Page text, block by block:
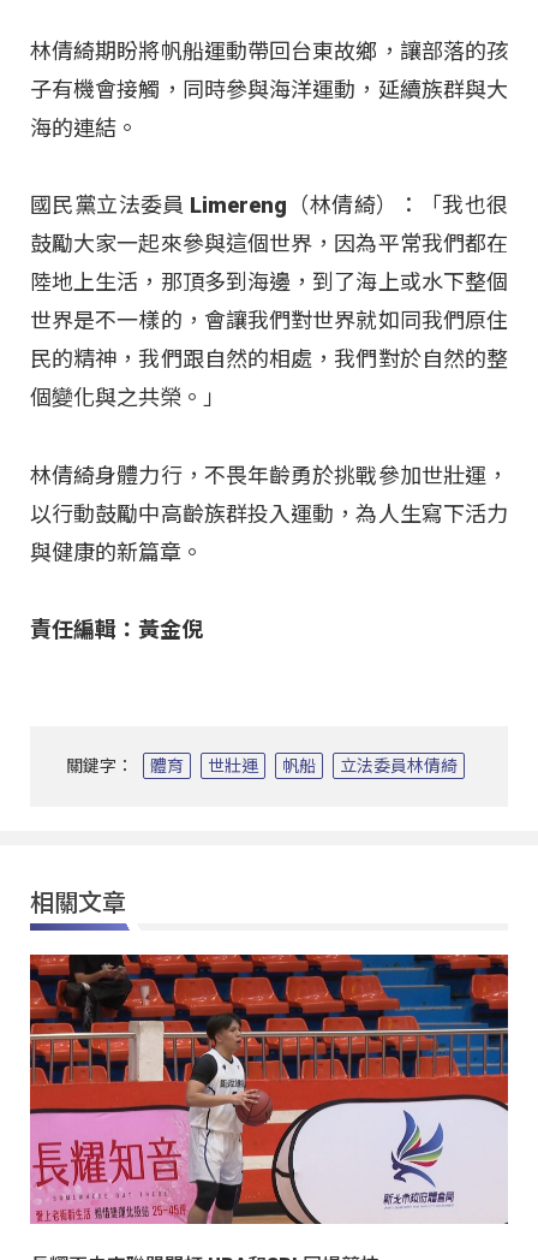
林倩綺期盼將帆船運動帶回台東故鄉，讓部落的孩
子有機會接觸，同時參與海洋運動，延續族群與大
海的連結。
國民黨立法委員 Limereng（林倩綺）：「我也很
鼓勵大家一起來參與這個世界，因為平常我們都在
陸地上生活，那頂多到海邊，到了海上或水下整個
世界是不一樣的，會讓我們對世界就如同我們原住
民的精神，我們跟自然的相處，我們對於自然的整
個變化與之共榮。」
林倩綺身體力行，不畏年齡勇於挑戰參加世壯運，
以行動鼓勵中高齡族群投入運動，為人生寫下活力
與健康的新篇章。
責任編輯：黃金倪
關鍵字： 體育 世壯運 帆船 立法委員林倩綺
相關文章